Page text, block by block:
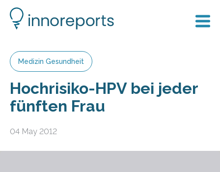
Medizin Gesundheit
Hochrisiko-HPV bei jeder
fünften Frau
04 May 2012